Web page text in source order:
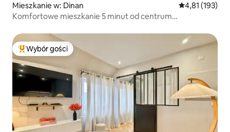
Mieszkanie w: Dinan Średnia
4,81 (193)
Komfortowe mieszkanie 5 minut od centrum
Najpopularniejsze z kategorii Wybór gości
Wybór gości